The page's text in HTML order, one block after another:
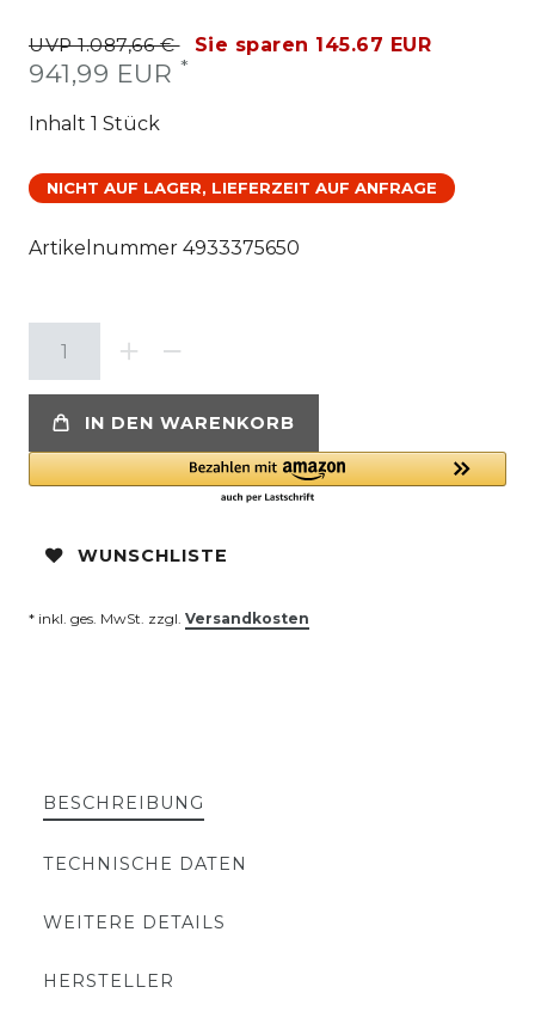
UVP 1.087,66 € Sie sparen 145.67 EUR
941,99 EUR *
Inhalt 1 Stück
NICHT AUF LAGER, LIEFERZEIT AUF ANFRAGE
Artikelnummer 4933375650
IN DEN WARENKORB
WUNSCHLISTE
* inkl. ges. MwSt. zzgl. Versandkosten
BESCHREIBUNG
TECHNISCHE DATEN
WEITERE DETAILS
HERSTELLER